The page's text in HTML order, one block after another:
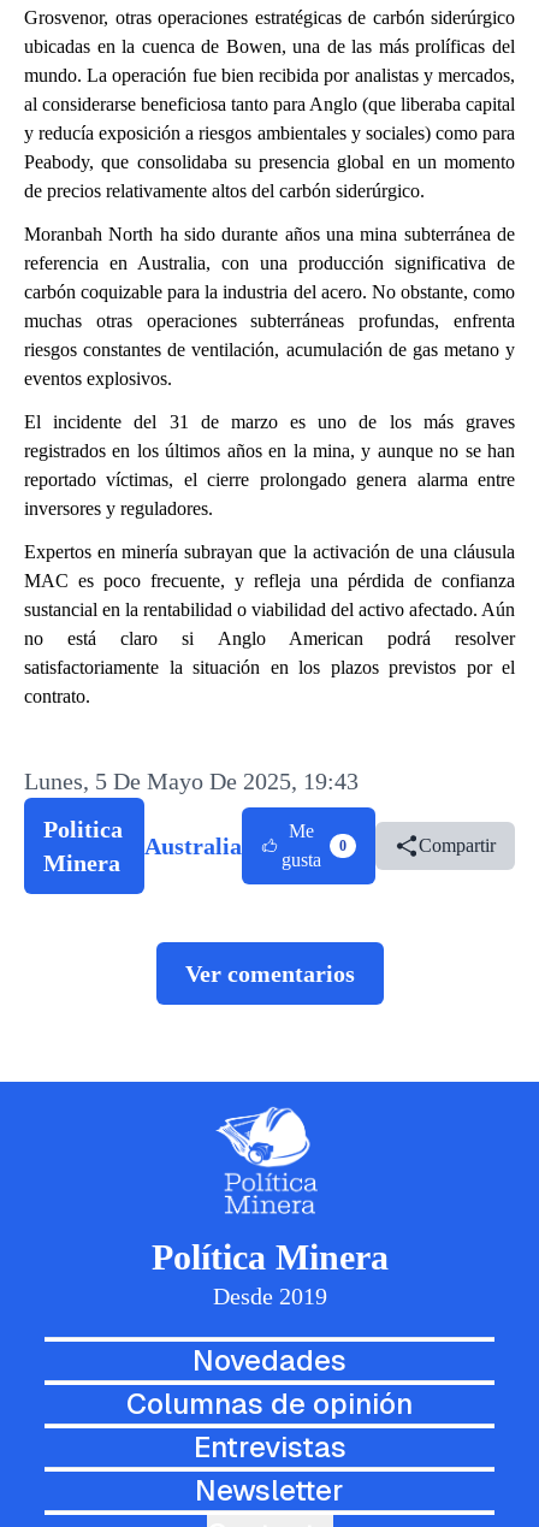
Grosvenor, otras operaciones estratégicas de carbón siderúrgico
ubicadas en la cuenca de Bowen, una de las más prolíficas del
mundo. La operación fue bien recibida por analistas y mercados,
al considerarse beneficiosa tanto para Anglo (que liberaba capital
y reducía exposición a riesgos ambientales y sociales) como para
Peabody, que consolidaba su presencia global en un momento
de precios relativamente altos del carbón siderúrgico.
Moranbah North ha sido durante años una mina subterránea de
referencia en Australia, con una producción significativa de
carbón coquizable para la industria del acero. No obstante, como
muchas otras operaciones subterráneas profundas, enfrenta
riesgos constantes de ventilación, acumulación de gas metano y
eventos explosivos.
El incidente del 31 de marzo es uno de los más graves
registrados en los últimos años en la mina, y aunque no se han
reportado víctimas, el cierre prolongado genera alarma entre
inversores y reguladores.
Expertos en minería subrayan que la activación de una cláusula
MAC es poco frecuente, y refleja una pérdida de confianza
sustancial en la rentabilidad o viabilidad del activo afectado. Aún
no está claro si Anglo American podrá resolver
satisfactoriamente la situación en los plazos previstos por el
contrato.
Lunes, 5 De Mayo De 2025, 19:43
Politica
Minera
Australia
Me
gusta
0 Compartir
Ver comentarios
Política Minera
Desde 2019
Novedades
Columnas de opinión
Entrevistas
Newsletter